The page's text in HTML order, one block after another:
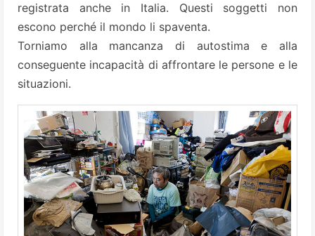
registrata anche in Italia. Questi soggetti non
escono perché il mondo li spaventa.
Torniamo alla mancanza di autostima e alla
conseguente incapacità di affrontare le persone e le
situazioni.